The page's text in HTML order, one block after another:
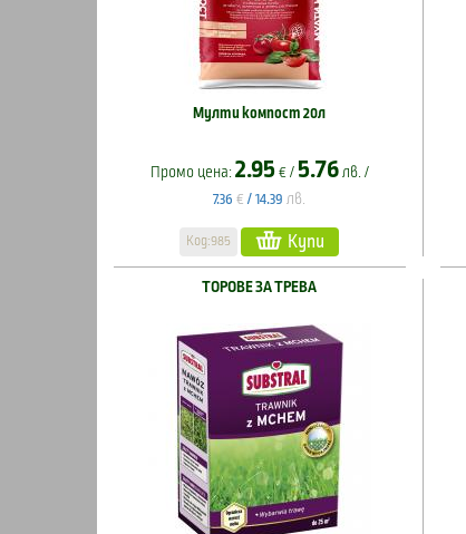
Мулти компост 20л
Промо цена: 2.95 € / 5.76 лв. /
7.36 € /14.39 лв.
Код:985 Купи
ТОРОВЕ ЗА ТРЕВА